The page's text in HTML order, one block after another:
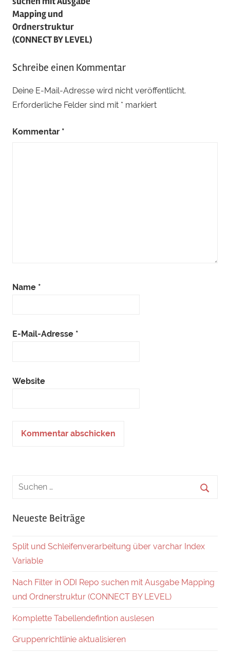
Mapping und
Ordnerstruktur
(CONNECT BY LEVEL)
Schreibe einen Kommentar
Deine E-Mail-Adresse wird nicht veröffentlicht.
Erforderliche Felder sind mit * markiert
Kommentar *
Name *
E-Mail-Adresse *
Website
Neueste Beiträge
Split und Schleifenverarbeitung über varchar Index
Variable
Nach Filter in ODI Repo suchen mit Ausgabe Mapping
und Ordnerstruktur (CONNECT BY LEVEL)
Komplette Tabellendefintion auslesen
Gruppenrichtlinie aktualisieren